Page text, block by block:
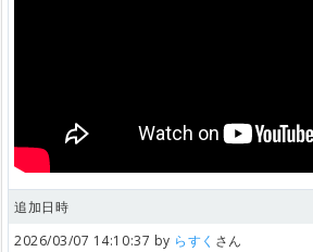
追加日時
2026/03/07 14:10:37 by らすく さん